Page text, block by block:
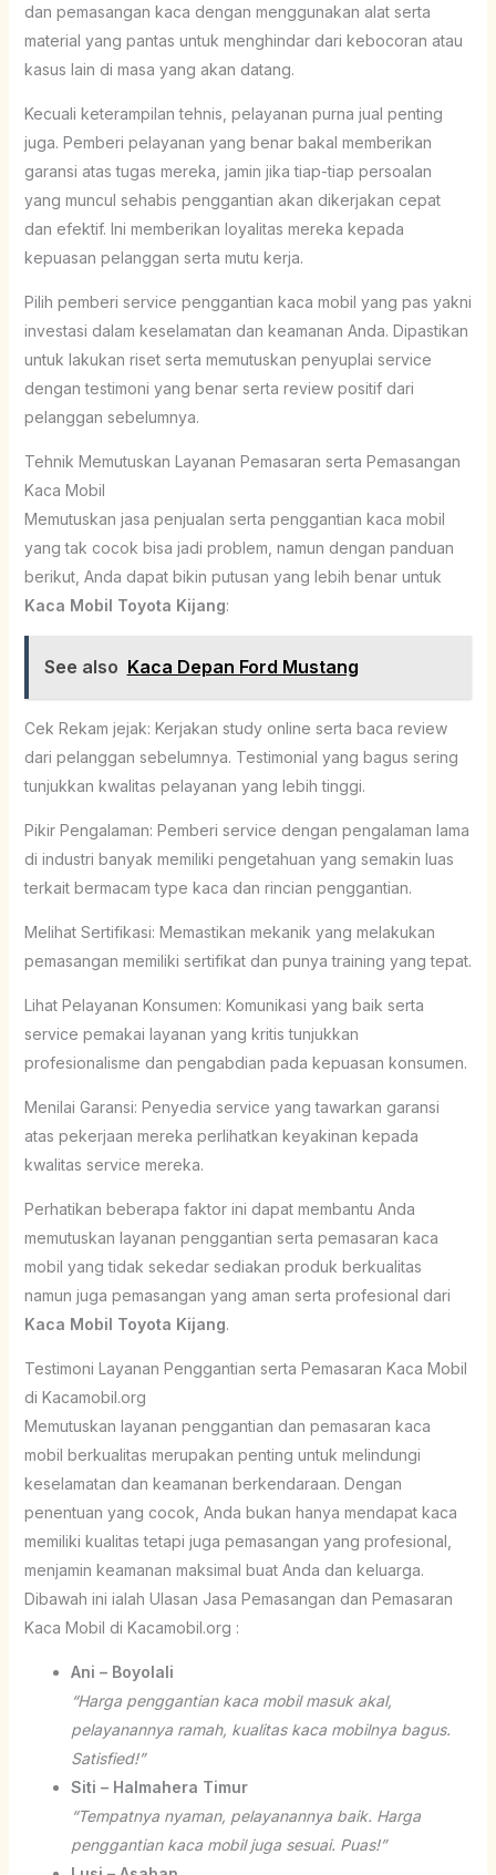
dan pemasangan kaca dengan menggunakan alat serta
material yang pantas untuk menghindar dari kebocoran atau
kasus lain di masa yang akan datang.
Kecuali keterampilan tehnis, pelayanan purna jual penting
juga. Pemberi pelayanan yang benar bakal memberikan
garansi atas tugas mereka, jamin jika tiap-tiap persoalan
yang muncul sehabis penggantian akan dikerjakan cepat
dan efektif. Ini memberikan loyalitas mereka kepada
kepuasan pelanggan serta mutu kerja.
Pilih pemberi service penggantian kaca mobil yang pas yakni
investasi dalam keselamatan dan keamanan Anda. Dipastikan
untuk lakukan riset serta memutuskan penyuplai service
dengan testimoni yang benar serta review positif dari
pelanggan sebelumnya.
Tehnik Memutuskan Layanan Pemasaran serta Pemasangan
Kaca Mobil
Memutuskan jasa penjualan serta penggantian kaca mobil
yang tak cocok bisa jadi problem, namun dengan panduan
berikut, Anda dapat bikin putusan yang lebih benar untuk
Kaca Mobil Toyota Kijang:
See also Kaca Depan Ford Mustang
Cek Rekam jejak: Kerjakan study online serta baca review
dari pelanggan sebelumnya. Testimonial yang bagus sering
tunjukkan kwalitas pelayanan yang lebih tinggi.
Pikir Pengalaman: Pemberi service dengan pengalaman lama
di industri banyak memiliki pengetahuan yang semakin luas
terkait bermacam type kaca dan rincian penggantian.
Melihat Sertifikasi: Memastikan mekanik yang melakukan
pemasangan memiliki sertifikat dan punya training yang tepat.
Lihat Pelayanan Konsumen: Komunikasi yang baik serta
service pemakai layanan yang kritis tunjukkan
profesionalisme dan pengabdian pada kepuasan konsumen.
Menilai Garansi: Penyedia service yang tawarkan garansi
atas pekerjaan mereka perlihatkan keyakinan kepada
kwalitas service mereka.
Perhatikan beberapa faktor ini dapat membantu Anda
memutuskan layanan penggantian serta pemasaran kaca
mobil yang tidak sekedar sediakan produk berkualitas
namun juga pemasangan yang aman serta profesional dari
Kaca Mobil Toyota Kijang.
Testimoni Layanan Penggantian serta Pemasaran Kaca Mobil
di Kacamobil.org
Memutuskan layanan penggantian dan pemasaran kaca
mobil berkualitas merupakan penting untuk melindungi
keselamatan dan keamanan berkendaraan. Dengan
penentuan yang cocok, Anda bukan hanya mendapat kaca
memiliki kualitas tetapi juga pemasangan yang profesional,
menjamin keamanan maksimal buat Anda dan keluarga.
Dibawah ini ialah Ulasan Jasa Pemasangan dan Pemasaran
Kaca Mobil di Kacamobil.org :
Ani – Boyolali
“Harga penggantian kaca mobil masuk akal,
pelayanannya ramah, kualitas kaca mobilnya bagus.
Satisfied!”
Siti – Halmahera Timur
“Tempatnya nyaman, pelayanannya baik. Harga
penggantian kaca mobil juga sesuai. Puas!”